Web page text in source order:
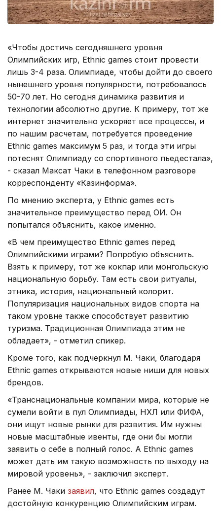
«Чтобы достичь сегодняшнего уровня
Олимпийских игр, Ethnic games стоит провести
лишь 3-4 раза. Олимпиаде, чтобы дойти до своего
нынешнего уровня популярности, потребовалось
50-70 лет. Но сегодня динамика развития и
технологии абсолютно другие. К примеру, тот же
интернет значительно ускоряет все процессы, и
по нашим расчетам, потребуется проведение
Ethnic games максимум 5 раз, и тогда эти игры
потеснят Олимпиаду со спортивного пьедестала»,
- сказал Максат Чаки в телефонном разговоре
корреспонденту «Казинформа».
По мнению эксперта, у Ethnic games есть
значительное преимущество перед ОИ. Он
попытался объяснить, какое именно.
«В чем преимущество Ethnic games перед
Олимпийскими играми? Попробую объяснить.
Взять к примеру, тот же кокпар или монгольскую
национальную борьбу. Там есть свои ритуалы,
этника, история, национальный колорит.
Популяризация национальных видов спорта на
таком уровне также способствует развитию
туризма. Традиционная Олимпиада этим не
обладает», - отметил спикер.
Кроме того, как подчеркнул М. Чаки, благодаря
Ethnic games открываются новые ниши для новых
брендов.
«Транснациональные компании мира, которые не
сумели войти в пул Олимпиады, НХЛ или ФИФА,
они ищут новые рынки для развития. Им нужны
новые масштабные ивенты, где они бы могли
заявить о себе в полный голос. А Ethnic games
может дать им такую возможность по выходу на
мировой уровень», - заключил эксперт.
Ранее М. Чаки заявил, что Ethnic games создадут
достойную конкуренцию Олимпийским играм.